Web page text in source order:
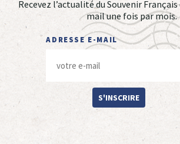
Recevez l’actualité du Souvenir
mail une fois par mois.
ADRESSE E-MAIL
S'INSCRIRE